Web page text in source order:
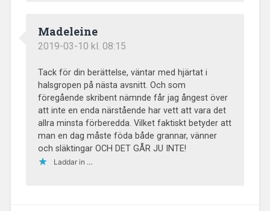
Madeleine
2019-03-10 kl. 08:15
Tack för din berättelse, väntar med hjärtat i
halsgropen på nästa avsnitt. Och som
föregående skribent nämnde får jag ångest över
att inte en enda närstående har vett att vara det
allra minsta förberedda. Vilket faktiskt betyder att
man en dag måste föda både grannar, vänner
och släktingar OCH DET GÅR JU INTE!
Laddar in …